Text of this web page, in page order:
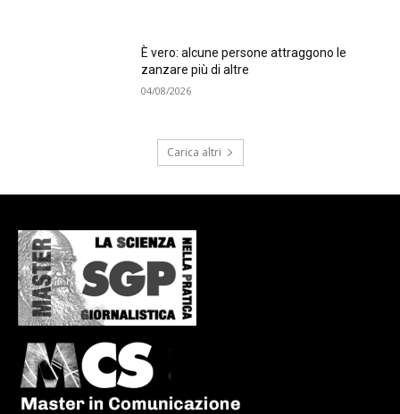
È vero: alcune persone attraggono le
zanzare più di altre
04/08/2026
Carica altri